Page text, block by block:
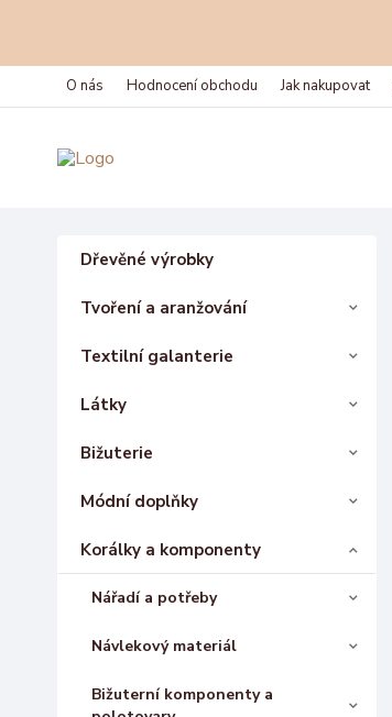
O nás Hodnocení obchodu Jak nakupovat
Dřevěné výrobky
Tvoření a aranžování
Textilní galanterie
Látky
Bižuterie
Módní doplňky
Korálky a komponenty
Nářadí a potřeby
Návlekový materiál
Bižuterní komponenty a